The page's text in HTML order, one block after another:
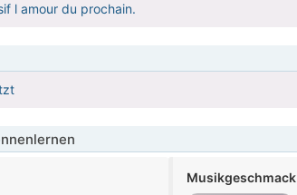
l amour du prochain.
Musikgeschmack